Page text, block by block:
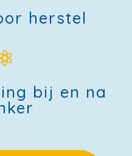
herstel
bij en na